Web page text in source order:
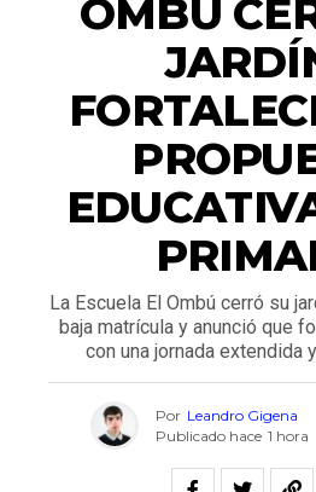
OMBÚ
La Escuela El Ombú cerró su
baja matrícula y anunció que
con una jornada extendida
Por Leandro Gigena
Publicado hace 1 hora